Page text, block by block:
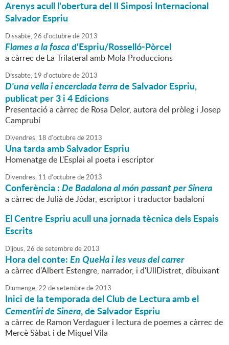
Arenys acull l'obertura del II Simposi Internacional
Salvador Espriu
Dissabte,26 d'octubrede2013
Flames a la foscad'Espriu/Rosselló-Pòrcel
a càrrec de La Trilateral amb Mola Produccions
Dissabte, 19 d'octubrede2013
D'una vella i encerclada terrade Salvador Espriu,
publicat per 3 i 4 Edicions
Presentació a càrrec de Rosa Delor, autora del pròleg i Josep
Camprubí
Divendres, 18 d'octubrede2013
Una tarda amb Salvador Espriu
Homenatge de L'Esplai al poeta i escriptor
Divendres, 11 d'octubrede2013
Conferència :De Badalona al món passant per Sinera
a càrrec de Julià de Jòdar, escriptor i traductor badaloní
El Centre Espriu acull una jornada tècnica dels Espais
Escrits
Dijous,26 desetembrede2013
Hora del conte:En Quel·la i les veus del carrer
a càrrec d'Albert Estengre, narrador, i d'UllDistret, dibuixant
Diumenge,22 desetembrede2013
Inici de la temporada del Club de Lectura amb el
Cementiri de Sinera, de Salvador Espriu
a càrrec de Ramon Verdaguer i lectura de poemes a càrrec de
Mercè Sàbat i de Miquel Vila